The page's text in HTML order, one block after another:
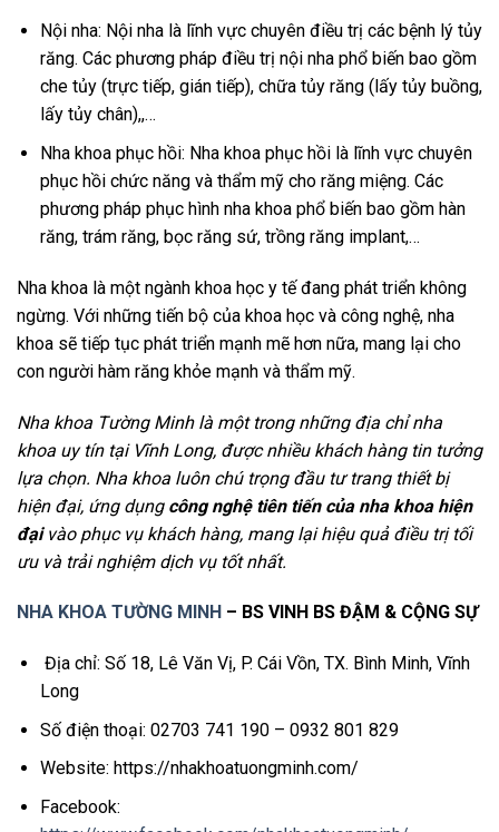
Nội nha: Nội nha là lĩnh vực chuyên điều trị các bệnh lý tủy
răng. Các phương pháp điều trị nội nha phổ biến bao gồm
che tủy (trực tiếp, gián tiếp), chữa tủy răng (lấy tủy buồng,
lấy tủy chân),,…
Nha khoa phục hồi: Nha khoa phục hồi là lĩnh vực chuyên
phục hồi chức năng và thẩm mỹ cho răng miệng. Các
phương pháp phục hình nha khoa phổ biến bao gồm hàn
răng, trám răng, bọc răng sứ, trồng răng implant,…
Nha khoa là một ngành khoa học y tế đang phát triển không
ngừng. Với những tiến bộ của khoa học và công nghệ, nha
khoa sẽ tiếp tục phát triển mạnh mẽ hơn nữa, mang lại cho
con người hàm răng khỏe mạnh và thẩm mỹ.
Nha khoa Tường Minh là một trong những địa chỉ nha
khoa uy tín tại Vĩnh Long, được nhiều khách hàng tin tưởng
lựa chọn. Nha khoa luôn chú trọng đầu tư trang thiết bị
hiện đại, ứng dụng công nghệ tiên tiến của nha khoa hiện
đạivào phục vụ khách hàng, mang lại hiệu quả điều trị tối
ưu và trải nghiệm dịch vụ tốt nhất.
NHA KHOA TƯỜNG MINH – BS VINH BS ĐẬM & CỘNG SỰ
Địa chỉ: Số 18, Lê Văn Vị, P. Cái Vồn, TX. Bình Minh, Vĩnh
Long
Số điện thoại: 02703 741 190 – 0932 801 829
Website: https://nhakhoatuongminh.com/
Facebook: